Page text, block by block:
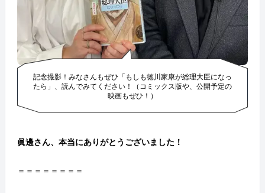
記念撮影！みなさんもぜひ「もしも徳川家康が総理大臣になっ
たら」、読んでみてください！（コミックス版や、公開予定の
映画もぜひ！）
眞邊さん、本当にありがとうございました！
＝＝＝＝＝＝＝＝